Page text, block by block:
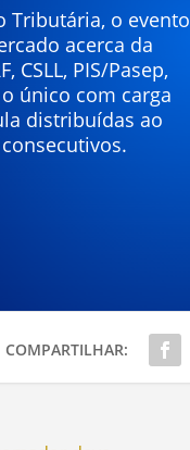
Tributária, o evento
acerca da
CSLL, PIS/Pasep,
único com carga
distribuídas ao
COMPARTILHAR: